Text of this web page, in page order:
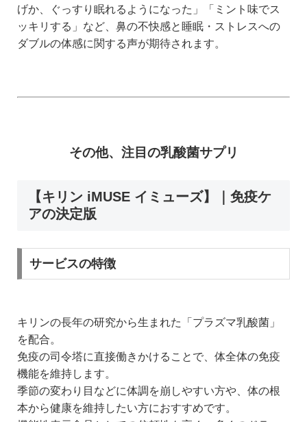
げか、ぐっすり眠れるようになった」「ミント味でス
ッキリする」など、鼻の不快感と睡眠・ストレスへの
ダブルの体感に関する声が期待されます。
その他、注目の乳酸菌サプリ
【キリン iMUSE イミューズ】｜免疫ケ
アの決定版
サービスの特徴
キリンの長年の研究から生まれた「プラズマ乳酸菌」
を配合。
免疫の司令塔に直接働きかけることで、体全体の免疫
機能を維持します。
季節の変わり目などに体調を崩しやすい方や、体の根
本から健康を維持したい方におすすめです。